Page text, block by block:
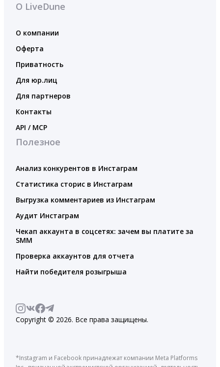
О LiveDune
О компании
Оферта
Приватность
Для юр.лиц
Для партнеров
Контакты
API / MCP
Полезное
Анализ конкурентов в Инстаграм
Статистика сторис в Инстаграм
Выгрузка комментариев из Инстаграм
Аудит Инстаграм
Чекап аккаунта в соцсетях: зачем вы платите за
SMM
Проверка аккаунтов для отчета
Найти победителя розыгрыша
Copyright © 2026. Все права защищены.
*Instagram и Facebook принадлежат компании Meta Platforms